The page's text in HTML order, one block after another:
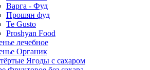
Варга - Фуд
Прошян фуд
Te Gusto
Proshyan Food
лечебное
Органик
Ягоды с сахаром